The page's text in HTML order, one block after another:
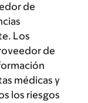
de
Los
de
médicas y
los riesgos